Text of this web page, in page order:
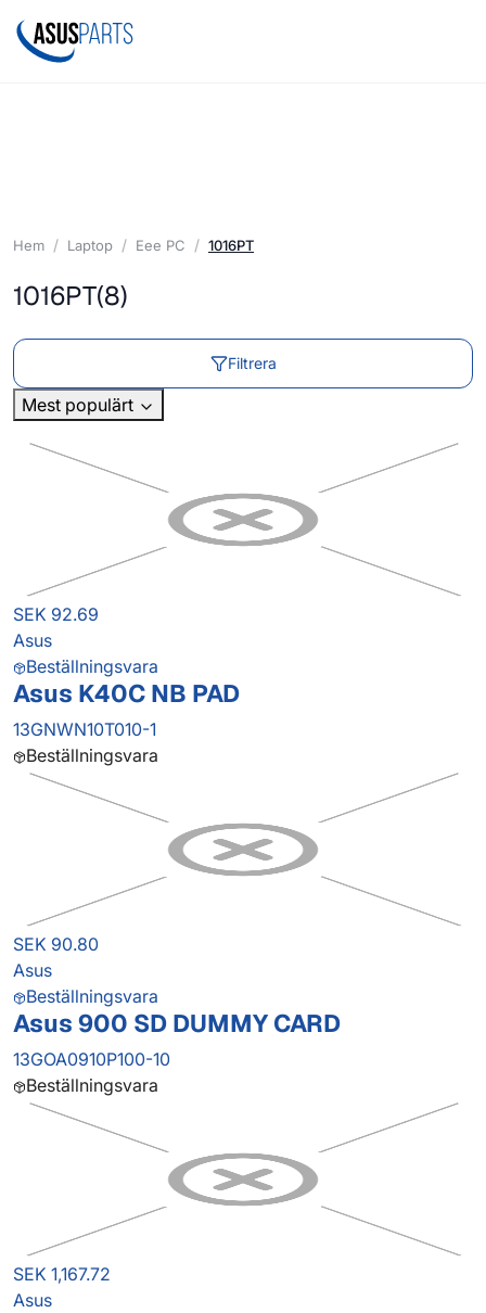
Hem Laptop Eee PC 1016PT
1016PT(8)
Filtrera
Mest populärt
SEK 92.69
Asus
Beställningsvara
Asus K40C NB PAD
13GNWN10T010-1
Beställningsvara
SEK 90.80
Asus
Beställningsvara
Asus 900 SD DUMMY CARD
13GOA0910P100-10
Beställningsvara
SEK 1,167.72
Asus